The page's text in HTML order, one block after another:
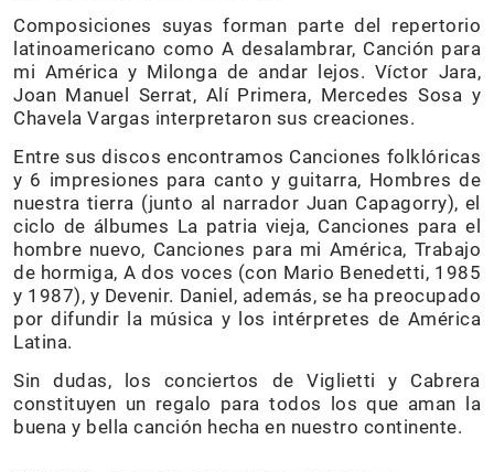
Composiciones suyas forman parte del repertorio
latinoamericano como A desalambrar, Canción para
mi América y Milonga de andar lejos. Víctor Jara,
Joan Manuel Serrat, Alí Primera, Mercedes Sosa y
Chavela Vargas interpretaron sus creaciones.
Entre sus discos encontramos Canciones folklóricas
y 6 impresiones para canto y guitarra, Hombres de
nuestra tierra (junto al narrador Juan Capagorry), el
ciclo de álbumes La patria vieja, Canciones para el
hombre nuevo, Canciones para mi América, Trabajo
de hormiga, A dos voces (con Mario Benedetti, 1985
y 1987), y Devenir. Daniel, además, se ha preocupado
por difundir la música y los intérpretes de América
Latina.
Sin dudas, los conciertos de Viglietti y Cabrera
constituyen un regalo para todos los que aman la
buena y bella canción hecha en nuestro continente.